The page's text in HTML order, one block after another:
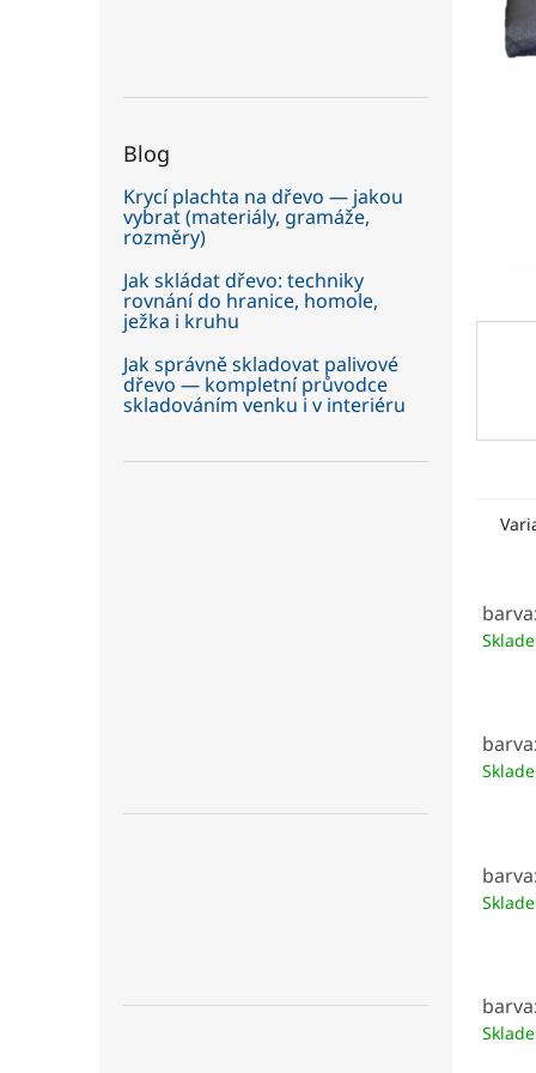
Blog
Krycí plachta na dřevo — jakou
vybrat (materiály, gramáže,
rozměry)
Jak skládat dřevo: techniky
rovnání do hranice, homole,
ježka i kruhu
Jak správně skladovat palivové
dřevo — kompletní průvodce
skladováním venku i v interiéru